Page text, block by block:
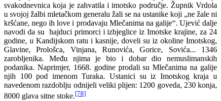
svakodnevnica koja je zahvatila i imotsko područje. Župnik Vrdola
u svojoj žalbi mletačkom generalu žali se na ustanike koji „ne žale ni
kršćane, nego ih love i prodavaju Mlečanima na galije“. Ujević dalje
navodi da su hajduci primorci i izbjeglice iz Imotske krajine, za 24
godine, u Kandijskom ratu i kasnije, doveli su iz okoline Imotskog,
Glavine, Prološca, Vinjana, Runovića, Gorice, Sovića... 1346
zarobljenika. Među njima je bio i dobar dio nemuslimanskih
podanika. Naprimjer, 1668. godine prodali su Mlečanima na galije
njih 100 pod imenom Turaka. Ustanici su iz Imotskog kraja u
navedenom razdoblju odnijeli veliki plijen: 1200 goveda, 230 konja,
8000 glava sitne stoke.[78]